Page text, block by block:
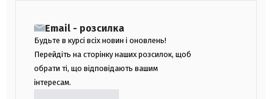
Email - розсилка
Будьте в курсі всіх новин і оновлень!
Перейдіть на сторінку наших розсилок, щоб
обрати ті, що відповідають вашим
інтересам.